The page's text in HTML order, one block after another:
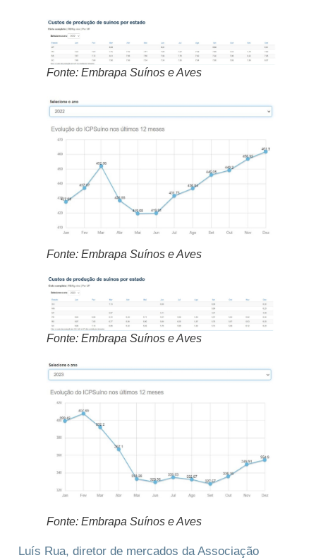
Fonte: Embrapa Suínos e Aves
Fonte: Embrapa Suínos e Aves
Fonte: Embrapa Suínos e Aves
Fonte: Embrapa Suínos e Aves
Luís Rua, diretor de mercados da Associação